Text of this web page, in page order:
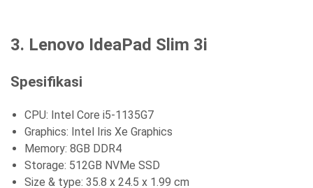
3. Lenovo IdeaPad Slim 3i
Spesifikasi
CPU: Intel Core i5-1135G7
Graphics: Intel Iris Xe Graphics
Memory: 8GB DDR4
Storage: 512GB NVMe SSD
Size & type: 35.8 x 24.5 x 1.99 cm